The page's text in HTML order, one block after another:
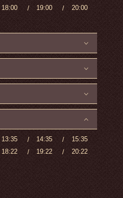
18:00 19:00
20:00
13:35 14:35
15:35
18:22 19:22
20:22